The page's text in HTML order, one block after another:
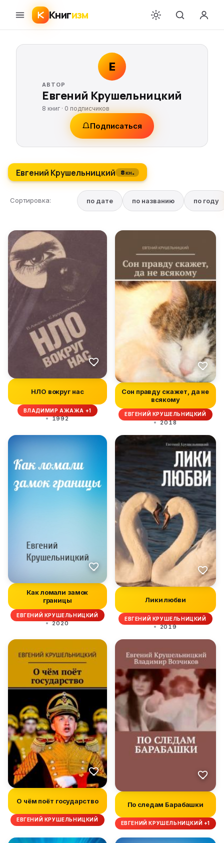
Книгизм
Е
АВТОР
Евгений Крушельницкий
8 книг · 0 подписчиков
Подписаться
Евгений Крушельницкий 8 кн.
Сортировка: по дате по названию по году
НЛО вокруг нас
ВЛАДИМИР АЖАЖА +1
1992
Сон правду скажет, да не
всякому
ЕВГЕНИЙ КРУШЕЛЬНИЦКИЙ
2018
Как ломали замок
границы
ЕВГЕНИЙ КРУШЕЛЬНИЦКИЙ
2020
Лики любви
ЕВГЕНИЙ КРУШЕЛЬНИЦКИЙ
2019
О чём поёт государство
ЕВГЕНИЙ КРУШЕЛЬНИЦКИЙ
По следам Барабашки
ЕВГЕНИЙ КРУШЕЛЬНИЦКИЙ +1